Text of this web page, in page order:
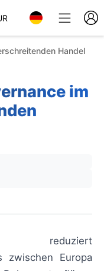
Handel
im
zwischen Europa